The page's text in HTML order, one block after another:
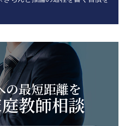
の最短距離を
教師相談